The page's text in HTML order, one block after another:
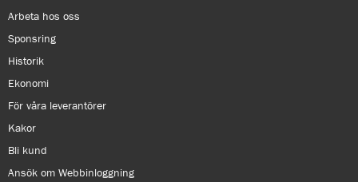
Arbeta hos oss
Sponsring
Historik
Ekonomi
För våra leverantörer
Kakor
Bli kund
Ansök om Webbinloggning